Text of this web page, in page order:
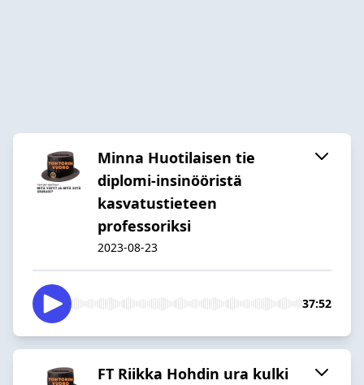
Minna Huotilaisen tie
diplomi-insinööristä
kasvatustieteen
professoriksi
2023-08-23
37:52
FT Riikka Hohdin ura kulki